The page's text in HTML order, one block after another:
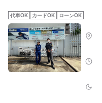
代車OK カードOK ローンOK